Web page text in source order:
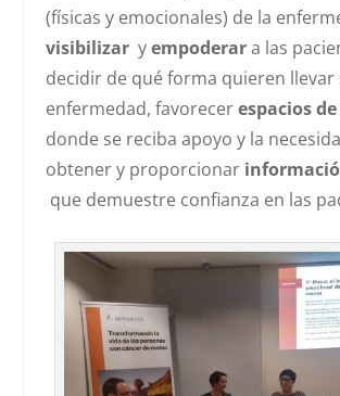
(físicas y emocionales) de la
visibilizar yempoderara las
decidir de qué forma quieren llevar
enfermedad, favorecerespacios
donde se reciba apoyo y la
obtener y proporcionar
que demuestre confianza en las